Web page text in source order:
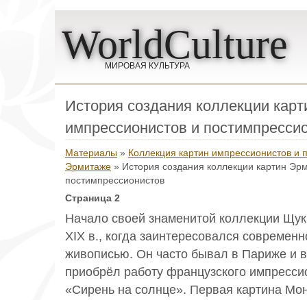
WorldCulture
МИРОВАЯ КУЛЬТУРА
История создания коллекции
импрессионистов и
Материалы » Коллекция картин импрессионистов и
Эрмитаже » История создания коллекции картин
постимпрессионистов
Страница 2
Начало своей знаменитой коллекции
XIX в., когда заинтересовался
живописью. Он часто бывал в Париже и
приобрёл работу французского
«Сирень на солнце». Первая картина